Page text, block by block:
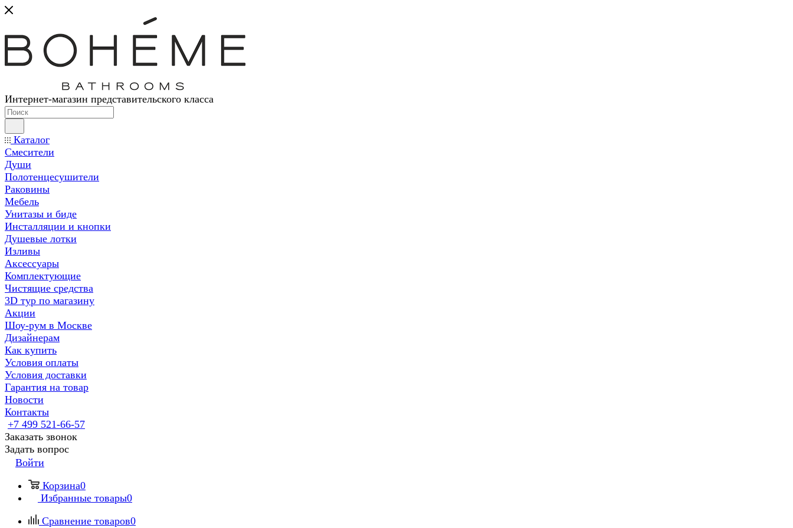
Интернет-магазин представительского класса
Каталог
Смесители
Души
Полотенцесушители
Раковины
Мебель
Унитазы и биде
Инсталляции и кнопки
Душевые лотки
Изливы
Аксессуары
Комплектующие
Чистящие средства
3D тур по магазину
Акции
Шоу-рум в Москве
Дизайнерам
Как купить
Условия оплаты
Условия доставки
Гарантия на товар
Новости
Контакты
+7 499 521-66-57
Заказать звонок
Задать вопрос
Войти
Корзина0
Избранные товары0
Сравнение товаров0